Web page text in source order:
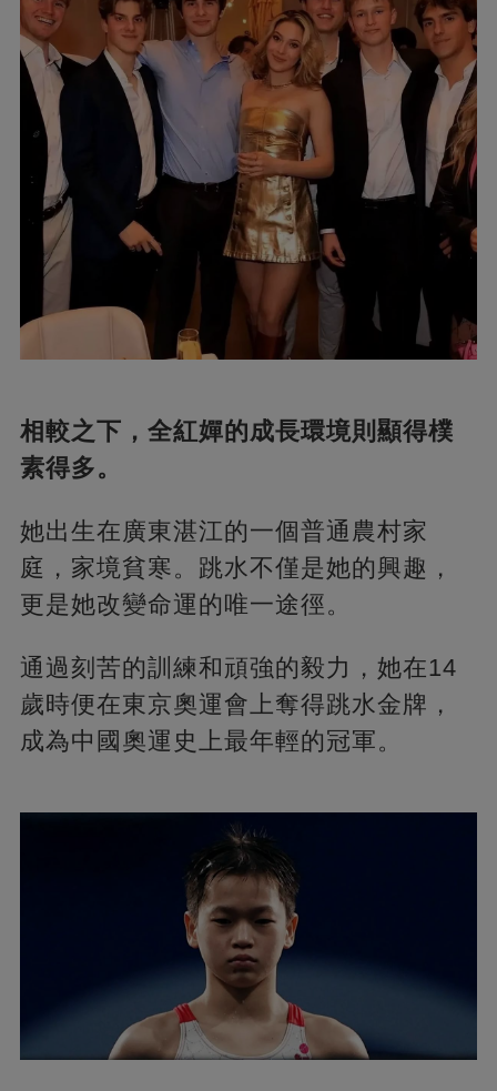
相較之下，全紅嬋的成長環境則顯得樸
素得多。
她出生在廣東湛江的一個普通農村家
庭，家境貧寒。跳水不僅是她的興趣，
更是她改變命運的唯一途徑。
通過刻苦的訓練和頑強的毅力，她在14
歲時便在東京奧運會上奪得跳水金牌，
成為中國奧運史上最年輕的冠軍​​​​。